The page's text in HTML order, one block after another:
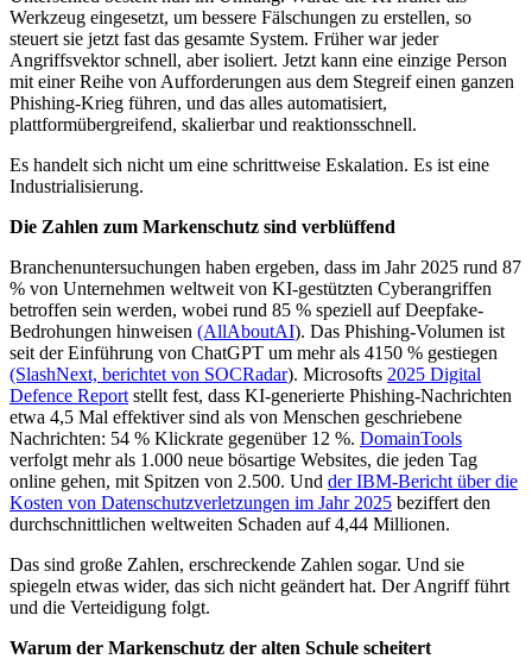
Werkzeug eingesetzt, um bessere Fälschungen zu erstellen, so
steuert sie jetzt fast das gesamte System. Früher war jeder
Angriffsvektor schnell, aber isoliert. Jetzt kann eine einzige Person
mit einer Reihe von Aufforderungen aus dem Stegreif einen ganzen
Phishing-Krieg führen, und das alles automatisiert,
plattformübergreifend, skalierbar und reaktionsschnell.
Es handelt sich nicht um eine schrittweise Eskalation. Es ist eine
Industrialisierung.
Die Zahlen zum Markenschutz sind verblüffend
Branchenuntersuchungen haben ergeben, dass im Jahr 2025 rund 87
% von Unternehmen weltweit von KI-gestützten Cyberangriffen
betroffen sein werden, wobei rund 85 % speziell auf Deepfake-
Bedrohungen hinweisen (AllAboutAI). Das Phishing-Volumen ist
seit der Einführung von ChatGPT um mehr als 4150 % gestiegen
(SlashNext, berichtet von SOCRadar). Microsofts 2025 Digital
Defence Report stellt fest, dass KI-generierte Phishing-Nachrichten
etwa 4,5 Mal effektiver sind als von Menschen geschriebene
Nachrichten: 54 % Klickrate gegenüber 12 %. DomainTools
verfolgt mehr als 1.000 neue bösartige Websites, die jeden Tag
online gehen, mit Spitzen von 2.500. Und der IBM-Bericht über die
Kosten von Datenschutzverletzungen im Jahr 2025 beziffert den
durchschnittlichen weltweiten Schaden auf 4,44 Millionen.
Das sind große Zahlen, erschreckende Zahlen sogar. Und sie
spiegeln etwas wider, das sich nicht geändert hat. Der Angriff führt
und die Verteidigung folgt.
Warum der Markenschutz der alten Schule scheitert